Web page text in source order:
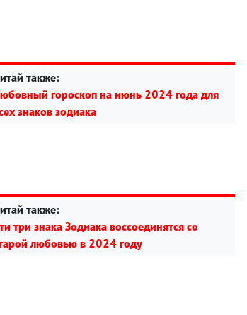
также:
гороскоп на июнь 2024 года для
знаков зодиака
также:
три знака Зодиака воссоединятся со
любовью в 2024 году